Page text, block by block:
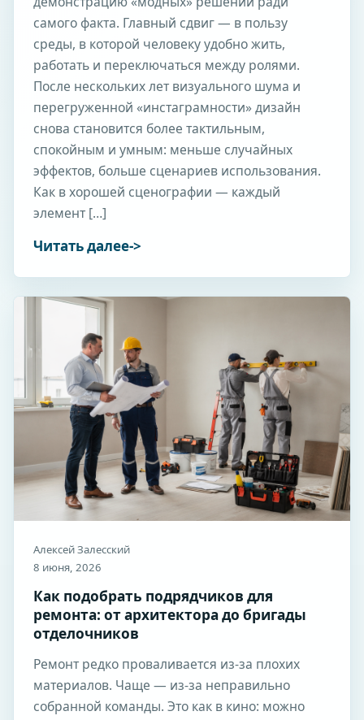
самого факта. Главный сдвиг — в пользу
среды, в которой человеку удобно жить,
работать и переключаться между ролями.
После нескольких лет визуального шума и
перегруженной «инстаграмности» дизайн
снова становится более тактильным,
спокойным и умным: меньше случайных
эффектов, больше сценариев использования.
Как в хорошей сценографии — каждый
элемент […]
Читать далее
Алексей Залесский
8 июня, 2026
Как подобрать подрядчиков для
ремонта: от архитектора до бригады
отделочников
Ремонт редко проваливается из-за плохих
материалов. Чаще — из-за неправильно
собранной команды. Это как в кино: можно